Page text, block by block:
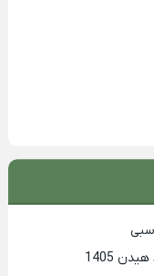
1405